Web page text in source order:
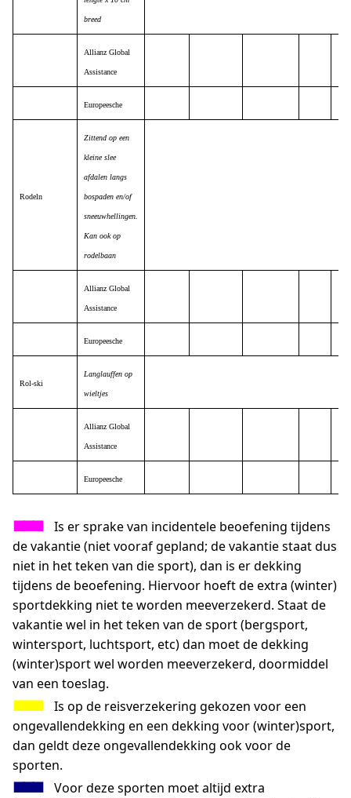
breed
Allianz Global
Assistance
Europeesche
Rodeln
Zittend op een
kleine slee
afdalen langs
bospaden en/of
sneeuwhellingen.
Kan ook op
rodelbaan
Allianz Global
Assistance
Europeesche
Rol-ski
Langlauffen op
wieltjes
Allianz Global
Assistance
Europeesche
■■■… Is er sprake van incidentele beoefening tijdens
de vakantie (niet vooraf gepland; de vakantie staat dus
niet in het teken van die sport), dan is er dekking
tijdens de beoefening. Hiervoor hoeft de extra (winter)
sportdekking niet te worden meeverzekerd. Staat de
vakantie wel in het teken van de sport (bergsport,
wintersport, luchtsport, etc) dan moet de dekking
(winter)sport wel worden meeverzekerd, doormiddel
van een toeslag.
■■■… Is op de reisverzekering gekozen voor een
ongevallendekking en een dekking voor (winter)sport,
dan geldt deze ongevallendekking ook voor de
sporten.
■■■… Voor deze sporten moet altijd extra